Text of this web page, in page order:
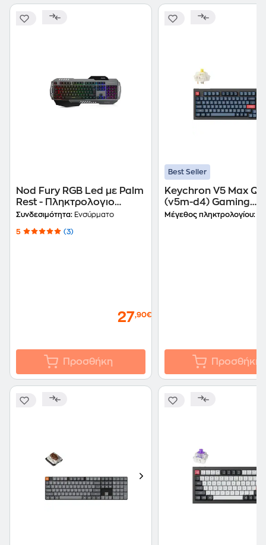
Nod Fury RGB Led με Palm
Rest - Πληκτρολογιο
Gaming
Συνδεσιμότητα: Ενσύρματο
5 (3)
27,90€
Προσθήκη
Best Seller
Keychron V5 Max
(v5m-d4) Gaming
Μηχανικό
Μέγεθος πληκτρολογίου:
Προσθήκη